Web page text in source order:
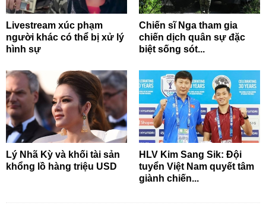
Livestream xúc phạm
người khác có thể bị xử lý
hình sự
Chiến sĩ Nga tham gia
chiến dịch quân sự đặc
biệt sống sót...
Lý Nhã Kỳ và khối tài sản
khổng lồ hàng triệu USD
HLV Kim Sang Sik: Đội
tuyển Việt Nam quyết tâm
giành chiến...